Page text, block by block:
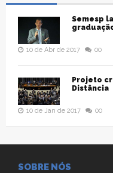
Semesp
10 de Abr de 2017 00
Projeto
Distância
10 de Jan de 2017 00
SOBRE NÓS